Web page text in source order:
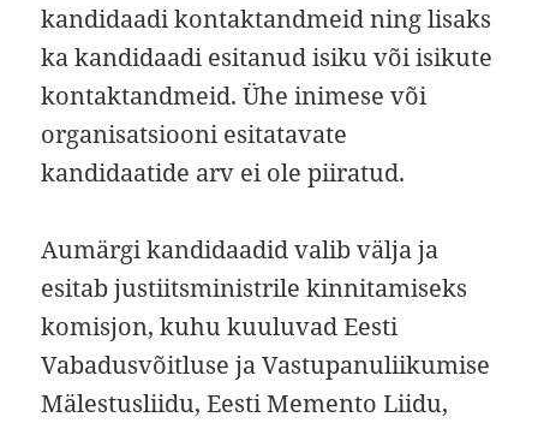
kandidaadi kontaktandmeid ning lisaks
ka kandidaadi esitanud isiku või isikute
kontaktandmeid. Ühe inimese või
organisatsiooni esitatavate
kandidaatide arv ei ole piiratud.
Aumärgi kandidaadid valib välja ja
esitab justiitsministrile kinnitamiseks
komisjon, kuhu kuuluvad Eesti
Vabadusvõitluse ja Vastupanuliikumise
Mälestusliidu, Eesti Memento Liidu,